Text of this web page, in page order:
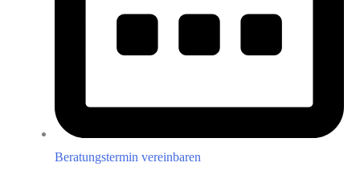
Beratungstermin vereinbaren